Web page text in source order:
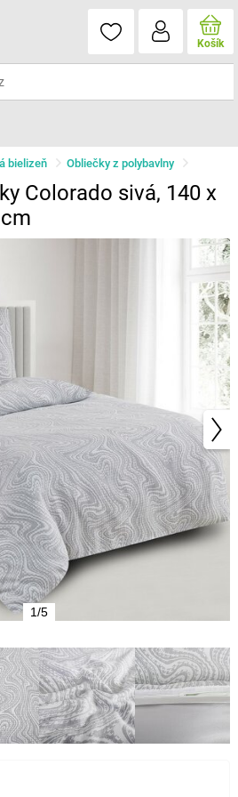
Košík
bielizeň Obliečky z polybavlny
Colorado sivá, 140 x
1/5